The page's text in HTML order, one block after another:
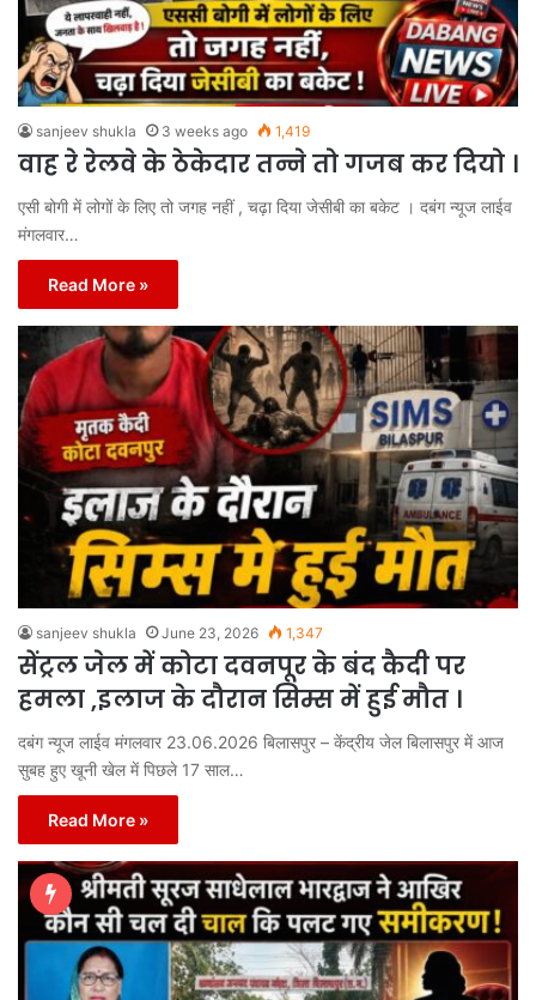
sanjeev shukla 3 weeks ago 1,419
वाह रे रेलवे के ठेकेदार तन्ने तो गजब कर दियो ।
एसी बोगी में लोगों के लिए तो जगह नहीं , चढ़ा दिया जेसीबी का बकेट । दबंग न्यूज लाईव
मंगलवार…
Read More »
sanjeev shukla June 23, 2026 1,347
सेंट्रल जेल में कोटा दवनपूर के बंद कैदी पर
हमला ,इलाज के दौरान सिम्स में हुई मौत ।
दबंग न्यूज लाईव मंगलवार 23.06.2026 बिलासपुर – केंद्रीय जेल बिलासपुर में आज
सुबह हुए खूनी खेल में पिछले 17 साल…
Read More »